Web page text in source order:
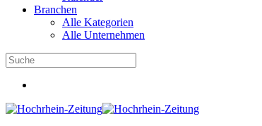
Branchen
Alle Kategorien
Alle Unternehmen